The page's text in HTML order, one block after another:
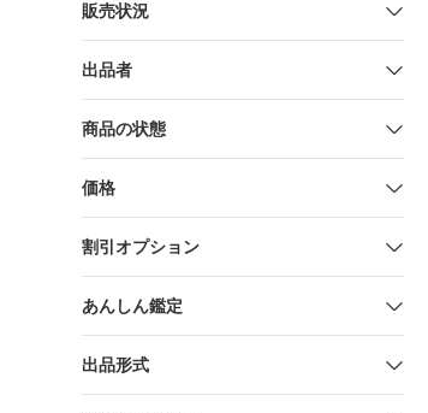
販売状況
出品者
商品の状態
価格
割引オプション
あんしん鑑定
出品形式